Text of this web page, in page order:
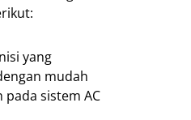
yang
mudah
sistem AC